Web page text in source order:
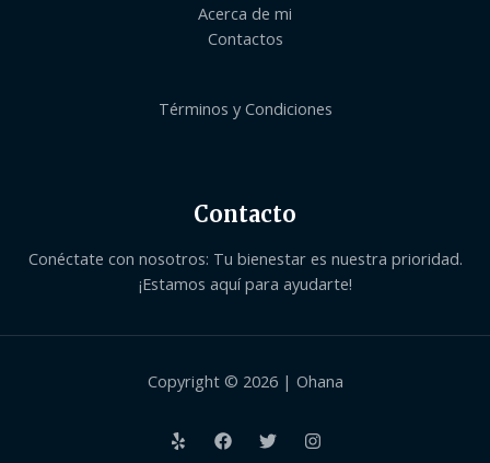
Acerca de mi
Contactos
Términos y Condiciones
Contacto
Conéctate con nosotros: Tu bienestar es nuestra prioridad.
¡Estamos aquí para ayudarte!
Copyright © 2026 | Ohana